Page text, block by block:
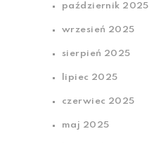
październik 2025
wrzesień 2025
sierpień 2025
lipiec 2025
czerwiec 2025
maj 2025